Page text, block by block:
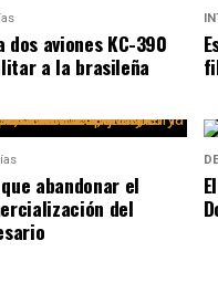
dos aviones KC-390
a la brasileña
abandonar el
del